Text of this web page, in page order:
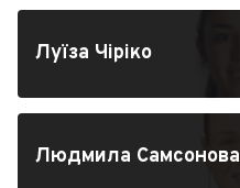
Луїза Чіріко
Людмила Самсонова